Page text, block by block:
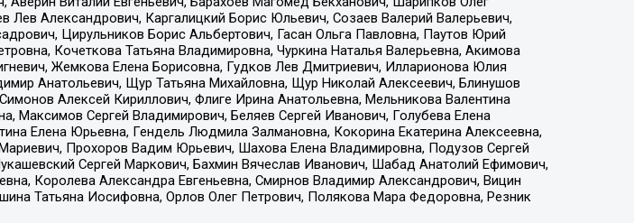
Александрович, Каргалицкий Борис Юльевич, Созаев Валерий Валерьевич,
Цирульников Борис Альбертович, Гасан Ольга Павловна, Паутов Юрий
Кочеткова Татьяна Владимировна, Чуркина Наталья Валерьевна, Акимова
Жемкова Елена Борисовна, Гудков Лев Дмитриевич, Илларионова Юлия
Анатольевич, Щур Татьяна Михайловна, Щур Николай Алексеевич, Блинушов
Алексей Кириллович, Флиге Ирина Анатольевна, Мельникова Валентина
Максимов Сергей Владимирович, Беляев Сергей Иванович, Голубева Елена
Елена Юрьевна, Гендель Людмила Залмановна, Кокорина Екатерина Алексеевна,
Прохоров Вадим Юрьевич, Шахова Елена Владимировна, Подузов Сергей
Сергей Маркович, Бахмин Вячеслав Иванович, Шабад Анатолий Ефимович,
Королева Александра Евгеньевна, Смирнов Владимир Александрович, Вицин
Татьяна Иосифовна, Орлов Олег Петрович, Полякова Мара Федоровна, Резник